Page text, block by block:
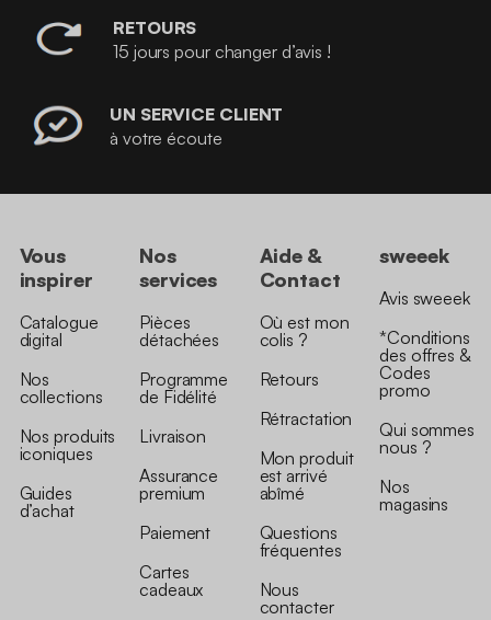
RETOURS
15 jours pour changer d’avis !
UN SERVICE CLIENT
à votre écoute
Vous
inspirer
Catalogue
digital
Nos
collections
Nos produits
iconiques
Guides
d’achat
Nos
services
Pièces
détachées
Programme
de Fidélité
Livraison
Assurance
premium
Paiement
Cartes
cadeaux
Aide &
Contact
Où est mon
colis ?
Retours
Rétractation
Mon produit
est arrivé
abîmé
Questions
fréquentes
Nous
contacter
sweeek
Avis sweeek
*Conditions
des offres &
Codes
promo
Qui sommes
nous ?
Nos
magasins